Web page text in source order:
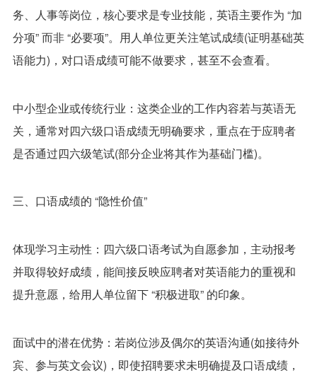
务、人事等岗位，核心要求是专业技能，英语主要作为 “加
分项” 而非 “必要项”。用人单位更关注笔试成绩(证明基础英
语能力)，对口语成绩可能不做要求，甚至不会查看。
中小型企业或传统行业：这类企业的工作内容若与英语无
关，通常对四六级口语成绩无明确要求，重点在于应聘者
是否通过四六级笔试(部分企业将其作为基础门槛)。
三、口语成绩的 “隐性价值”
体现学习主动性：四六级口语考试为自愿参加，主动报考
并取得较好成绩，能间接反映应聘者对英语能力的重视和
提升意愿，给用人单位留下 “积极进取” 的印象。
面试中的潜在优势：若岗位涉及偶尔的英语沟通(如接待外
宾、参与英文会议)，即使招聘要求未明确提及口语成绩，